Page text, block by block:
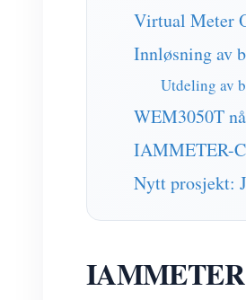
Virtual Meter
Innløsning av
Utdeling av
WEM3050T
IAMMETER-
Nytt prosjekt:
IAMMETER